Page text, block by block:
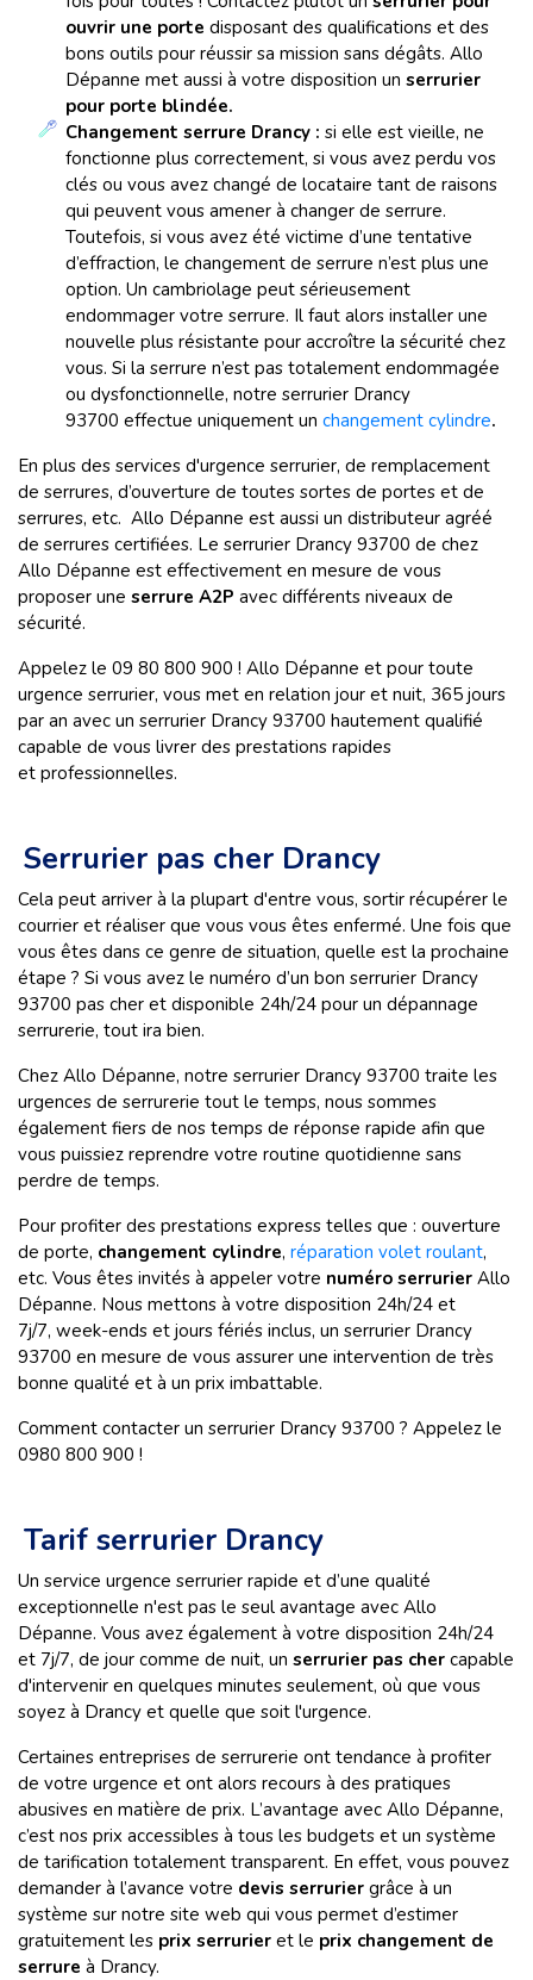
ouvrir une porte disposant des qualifications et des
bons outils pour réussir sa mission sans dégâts. Allo
Dépanne met aussi à votre disposition un serrurier
pour porte blindée.
Changement serrure Drancy : si elle est vieille, ne
fonctionne plus correctement, si vous avez perdu vos
clés ou vous avez changé de locataire tant de raisons
qui peuvent vous amener à changer de serrure.
Toutefois, si vous avez été victime d’une tentative
d’effraction, le changement de serrure n’est plus une
option. Un cambriolage peut sérieusement
endommager votre serrure. Il faut alors installer une
nouvelle plus résistante pour accroître la sécurité chez
vous. Si la serrure n’est pas totalement endommagée
ou dysfonctionnelle, notre serrurier Drancy
93700 effectue uniquement un changement cylindre.
En plus des services d'urgence serrurier, de remplacement
de serrures, d’ouverture de toutes sortes de portes et de
serrures, etc. Allo Dépanne est aussi un distributeur agréé
de serrures certifiées. Le serrurier Drancy 93700 de chez
Allo Dépanne est effectivement en mesure de vous
proposer une serrure A2P avec différents niveaux de
sécurité.
Appelez le 09 80 800 900 ! Allo Dépanne et pour toute
urgence serrurier, vous met en relation jour et nuit, 365 jours
par an avec un serrurier Drancy 93700 hautement qualifié
capable de vous livrer des prestations rapides
et professionnelles.
Serrurier pas cher Drancy
Cela peut arriver à la plupart d'entre vous, sortir récupérer le
courrier et réaliser que vous vous êtes enfermé. Une fois que
vous êtes dans ce genre de situation, quelle est la prochaine
étape ? Si vous avez le numéro d’un bon serrurier Drancy
93700 pas cher et disponible 24h/24 pour un dépannage
serrurerie, tout ira bien.
Chez Allo Dépanne, notre serrurier Drancy 93700 traite les
urgences de serrurerie tout le temps, nous sommes
également fiers de nos temps de réponse rapide afin que
vous puissiez reprendre votre routine quotidienne sans
perdre de temps.
Pour profiter des prestations express telles que : ouverture
de porte, changement cylindre, réparation volet roulant,
etc. Vous êtes invités à appeler votre numéro serrurier Allo
Dépanne. Nous mettons à votre disposition 24h/24 et
7j/7, week-ends et jours fériés inclus, un serrurier Drancy
93700 en mesure de vous assurer une intervention de très
bonne qualité et à un prix imbattable.
Comment contacter un serrurier Drancy 93700 ? Appelez le
0980 800 900 !
Tarif serrurier Drancy
Un service urgence serrurier rapide et d’une qualité
exceptionnelle n'est pas le seul avantage avec Allo
Dépanne. Vous avez également à votre disposition 24h/24
et 7j/7, de jour comme de nuit, un serrurier pas cher capable
d'intervenir en quelques minutes seulement, où que vous
soyez à Drancy et quelle que soit l'urgence.
Certaines entreprises de serrurerie ont tendance à profiter
de votre urgence et ont alors recours à des pratiques
abusives en matière de prix. L’avantage avec Allo Dépanne,
c’est nos prix accessibles à tous les budgets et un système
de tarification totalement transparent. En effet, vous pouvez
demander à l’avance votre devis serrurier grâce à un
système sur notre site web qui vous permet d’estimer
gratuitement les prix serrurier et le prix changement de
serrure à Drancy.